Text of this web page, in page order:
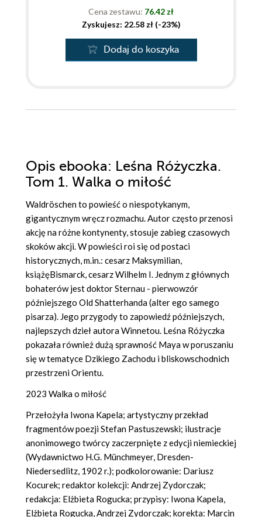
Cena zestawu: 76.42 zł
Zyskujesz: 22.58 zł (-23%)
Dodaj do koszyka
Opis ebooka: Leśna Różyczka.
Tom 1. Walka o miłość
Waldröschen to powieść o niespotykanym,
gigantycznym wręcz rozmachu. Autor często przenosi
akcję na różne kontynenty, stosuje zabieg czasowych
skoków akcji. W powieści roi się od postaci
historycznych, m.in.: cesarz Maksymilian,
książęBismarck, cesarz Wilhelm I. Jednym z głównych
bohaterów jest doktor Sternau - pierwowzór
późniejszego Old Shatterhanda (alter ego samego
pisarza). Jego przygody to zapowiedź późniejszych,
najlepszych dzieł autora Winnetou. Leśna Różyczka
pokazała również dużą sprawność Maya w poruszaniu
się w tematyce Dzikiego Zachodu i bliskowschodnich
przestrzeni Orientu.
2023 Walka o miłość
Przełożyła Iwona Kapela; artystyczny przekład
fragmentów poezji Stefan Pastuszewski; ilustracje
anonimowego twórcy zaczerpnięte z edycji niemieckiej
(Wydawnictwo H.G. Münchmeyer, Dresden-
Niedersedlitz, 1902 r.); podkolorowanie: Dariusz
Kocurek; redaktor kolekcji: Andrzej Zydorczak;
redakcja: Elżbieta Rogucka; przypisy: Iwona Kapela,
Elżbieta Rogucka, Andrzej Zydorczak; korekta: Marcin